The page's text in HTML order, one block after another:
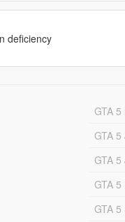
deficiency
GTA
GTA
GTA
GTA
GTA